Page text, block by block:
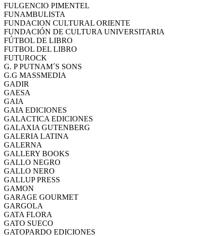
FULGENCIO PIMENTEL
FUNAMBULISTA
FUNDACION CULTURAL ORIENTE
FUNDACIÓN DE CULTURA UNIVERSITARIA
FÚTBOL DE LIBRO
FUTBOL DEL LIBRO
FUTUROCK
G. P PUTNAM´S SONS
G.G MASSMEDIA
GADIR
GAESA
GAIA
GAIA EDICIONES
GALACTICA EDICIONES
GALAXIA GUTENBERG
GALERIA LATINA
GALERNA
GALLERY BOOKS
GALLO NEGRO
GALLO NERO
GALLUP PRESS
GAMON
GARAGE GOURMET
GARGOLA
GATA FLORA
GATO SUECO
GATOPARDO EDICIONES